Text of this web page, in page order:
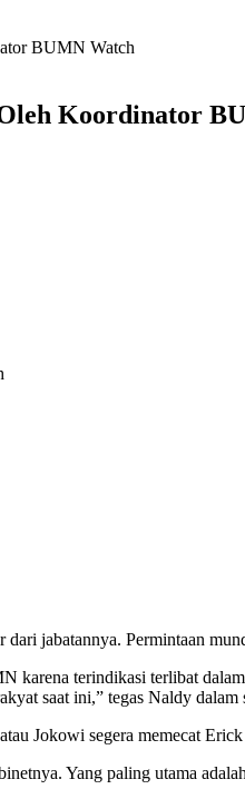
BUMN Watch
Koordinator
jabatannya. Permintaan
terindikasi terlibat
saat ini,” tegas Naldy
Jokowi segera memecat
Yang paling utama